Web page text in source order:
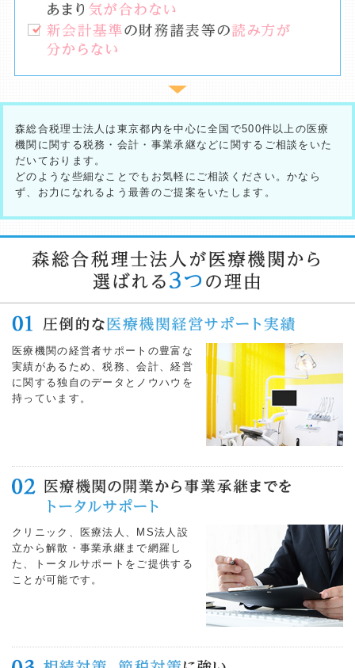
森総合税理士法人は東京都内を中心に全国で500件以上の医療
機関に関する税務・会計・事業承継などに関するご相談をいた
だいております。
どのような些細なことでもお気軽にご相談ください。かなら
ず、お力になれるよう最善のご提案をいたします。
医療機関の経営者サポートの豊富な
実績があるため、税務、会計、経営
に関する独自のデータとノウハウを
持っています。
クリニック、医療法人、MS法人設
立から解散・事業承継まで網羅し
た、トータルサポートをご提供する
ことが可能です。